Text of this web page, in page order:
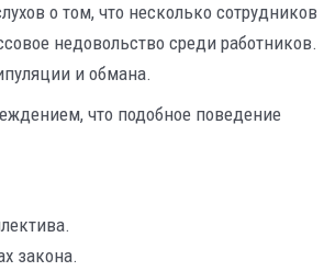
о том, что несколько сотрудников
недовольство среди работников.
и обмана.
что подобное поведение
закона.